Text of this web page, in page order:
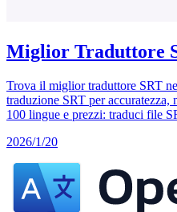
Miglior Traduttore
Trova il miglior traduttore SRT
traduzione SRT per accuratezza,
100 lingue e prezzi: traduci file
2026/1/20